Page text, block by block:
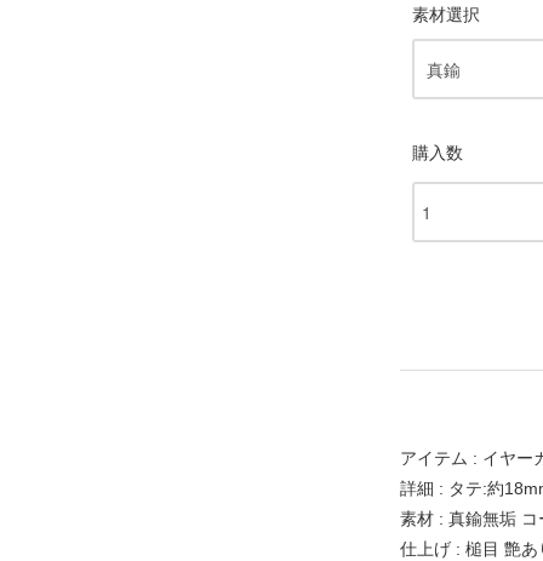
素材選択
購入数
アイテム : イヤー
詳細 : タテ:約
素材 : 真鍮無垢
仕上げ : 槌目 艶あ